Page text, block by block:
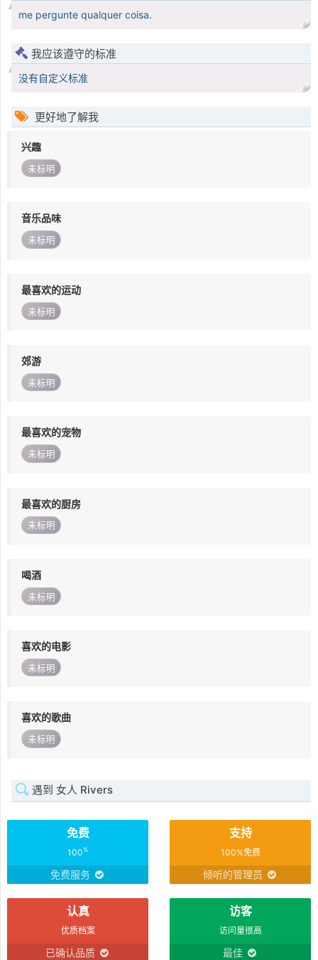
me pergunte qualquer coisa.
我应该遵守的标准
没有自定义标准
更好地了解我
兴趣
未标明
音乐品味
未标明
最喜欢的运动
未标明
郊游
未标明
最喜欢的宠物
未标明
最喜欢的厨房
未标明
喝酒
未标明
喜欢的电影
未标明
喜欢的歌曲
未标明
遇到 女人 Rivers
免费
100%
免费服务
支持
100%免费
倾听的管理员
认真
优质档案
已确认品质
访客
访问量很高
最佳